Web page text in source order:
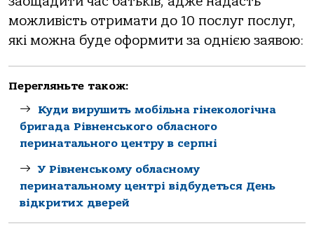
можливість отримати до 10 послуг послуг,
які можна буде оформити за однією заявою:
Перегляньте також:
Куди вирушить мобільна гінекологічна
бригада Рівненського обласного
перинатального центру в серпні
У Рівненському обласному
перинатальному центрі відбудеться День
відкритих дверей